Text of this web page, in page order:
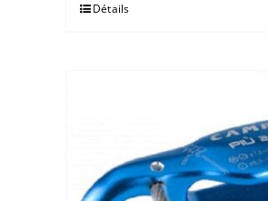
Détails